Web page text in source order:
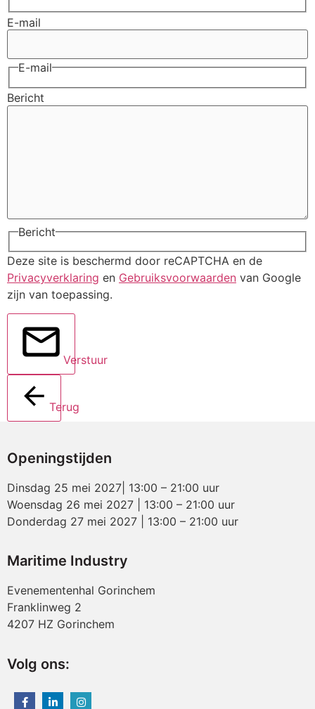
E-mail
E-mail
Bericht
Bericht
Deze site is beschermd door reCAPTCHA en de
Privacyverklaring en Gebruiksvoorwaarden van Google
zijn van toepassing.
Verstuur
Terug
Openingstijden
Dinsdag 25 mei 2027| 13:00 – 21:00 uur
Woensdag 26 mei 2027 | 13:00 – 21:00 uur
Donderdag 27 mei 2027 | 13:00 – 21:00 uur
Maritime Industry
Evenementenhal Gorinchem
Franklinweg 2
4207 HZ Gorinchem
Volg ons: